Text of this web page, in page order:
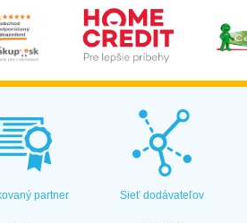
partner Sieť dodávateľov